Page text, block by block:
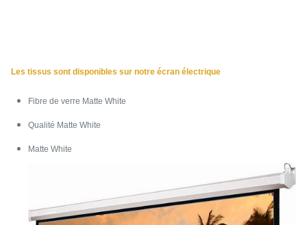
Les tissus sont disponibles sur notre écran électrique
Fibre de verre Matte White
Qualité Matte White
Matte White